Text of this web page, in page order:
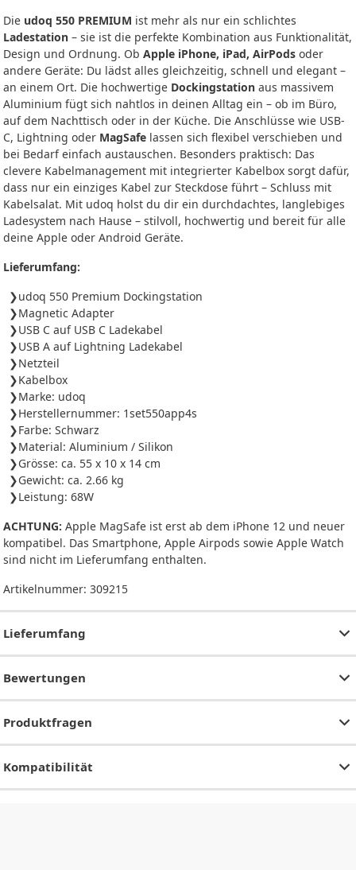
Die udoq 550 PREMIUM ist mehr als nur ein schlichtes
Ladestation – sie ist die perfekte Kombination aus Funktionalität,
Design und Ordnung. Ob Apple iPhone, iPad, AirPods oder
andere Geräte: Du lädst alles gleichzeitig, schnell und elegant –
an einem Ort. Die hochwertige Dockingstation aus massivem
Aluminium fügt sich nahtlos in deinen Alltag ein – ob im Büro,
auf dem Nachttisch oder in der Küche. Die Anschlüsse wie USB-
C, Lightning oder MagSafe lassen sich flexibel verschieben und
bei Bedarf einfach austauschen. Besonders praktisch: Das
clevere Kabelmanagement mit integrierter Kabelbox sorgt dafür,
dass nur ein einziges Kabel zur Steckdose führt – Schluss mit
Kabelsalat. Mit udoq holst du dir ein durchdachtes, langlebiges
Ladesystem nach Hause – stilvoll, hochwertig und bereit für alle
deine Apple oder Android Geräte.
Lieferumfang:
udoq 550 Premium Dockingstation
Magnetic Adapter
USB C auf USB C Ladekabel
USB A auf Lightning Ladekabel
Netzteil
Kabelbox
Marke: udoq
Herstellernummer: 1set550app4s
Farbe: Schwarz
Material: Aluminium / Silikon
Grösse: ca. 55 x 10 x 14 cm
Gewicht: ca. 2.66 kg
Leistung: 68W
ACHTUNG: Apple MagSafe ist erst ab dem iPhone 12 und neuer
kompatibel. Das Smartphone, Apple Airpods sowie Apple Watch
sind nicht im Lieferumfang enthalten.
Artikelnummer: 309215
Lieferumfang
Bewertungen
Produktfragen
Kompatibilität